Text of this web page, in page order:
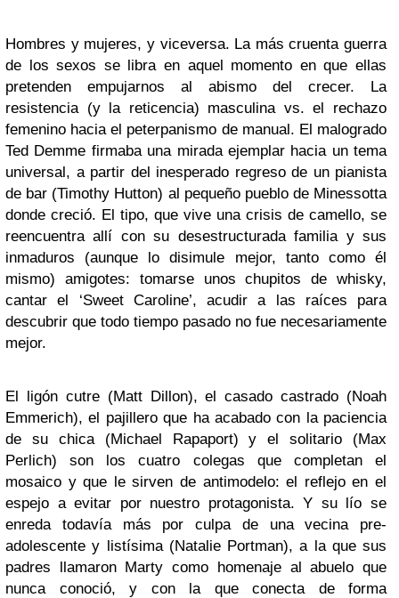
Hombres y mujeres, y viceversa. La más cruenta guerra
de los sexos se libra en aquel momento en que ellas
pretenden empujarnos al abismo del crecer. La
resistencia (y la reticencia) masculina vs. el rechazo
femenino hacia el peterpanismo de manual. El malogrado
Ted Demme firmaba una mirada ejemplar hacia un tema
universal, a partir del inesperado regreso de un pianista
de bar (Timothy Hutton) al pequeño pueblo de Minessotta
donde creció. El tipo, que vive una crisis de camello, se
reencuentra allí con su desestructurada familia y sus
inmaduros (aunque lo disimule mejor, tanto como él
mismo) amigotes: tomarse unos chupitos de whisky,
cantar el ‘Sweet Caroline’, acudir a las raíces para
descubrir que todo tiempo pasado no fue necesariamente
mejor.
El ligón cutre (Matt Dillon), el casado castrado (Noah
Emmerich), el pajillero que ha acabado con la paciencia
de su chica (Michael Rapaport) y el solitario (Max
Perlich) son los cuatro colegas que completan el
mosaico y que le sirven de antimodelo: el reflejo en el
espejo a evitar por nuestro protagonista. Y su lío se
enreda todavía más por culpa de una vecina pre-
adolescente y listísima (Natalie Portman), a la que sus
padres llamaron Marty como homenaje al abuelo que
nunca conoció, y con la que conecta de forma